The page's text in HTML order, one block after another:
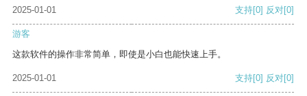
2025-01-01
支持[0] 反对[0]
游客
这款软件的操作非常简单，即使是小白也能快速上手。
2025-01-01 支持[0] 反对[0]